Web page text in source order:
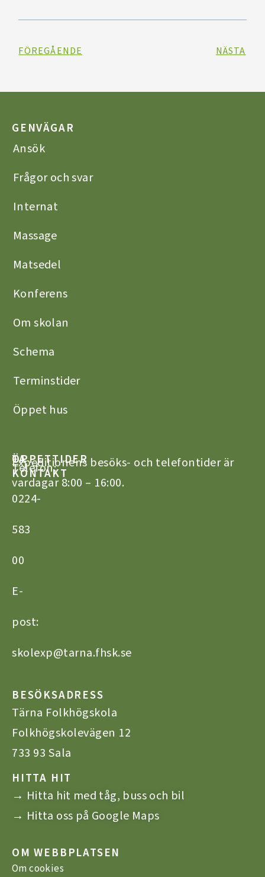
FÖREGÅENDE NÄSTA
GENVÄGAR
Ansök
Frågor och svar
Internat
Massage
Matsedel
Konferens
Om skolan
Schema
Terminstider
Öppet hus
TA
KONTAKT
Telefon:
0224-
583
00
E-
post:
skolexp@tarna.fhsk.se
ÖPPETTIDER
Expeditionens besöks- och telefontider är
vardagar 8:00 – 16:00.
BESÖKSADRESS
Tärna Folkhögskola
Folkhögskolevägen 12
733 93 Sala
HITTA HIT
→ Hitta hit med tåg, buss och bil
→ Hitta oss på Google Maps
OM WEBBPLATSEN
Om cookies